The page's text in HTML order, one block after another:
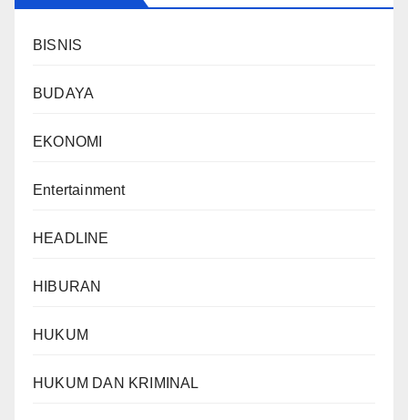
BISNIS
BUDAYA
EKONOMI
Entertainment
HEADLINE
HIBURAN
HUKUM
HUKUM DAN KRIMINAL